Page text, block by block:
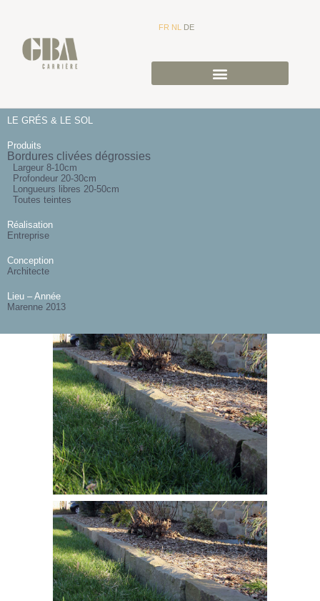
FR NL DE
LE GRÉS & LE SOL
Produits
Bordures clivées dégrossies
Largeur 8-10cm
Profondeur 20-30cm
Longueurs libres 20-50cm
Toutes teintes
Réalisation
Entreprise
Conception
Architecte
Lieu – Année
Marenne 2013